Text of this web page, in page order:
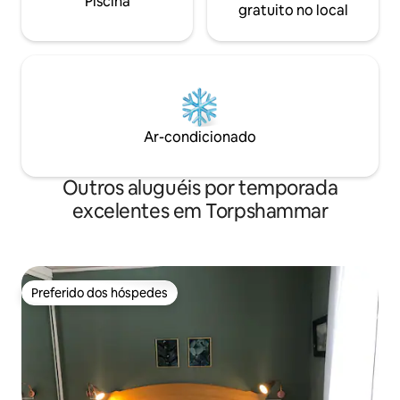
gratuito no local
Ar-condicionado
Outros aluguéis por temporada
excelentes em Torpshammar
Preferido dos hóspedes
Preferido dos hóspedes